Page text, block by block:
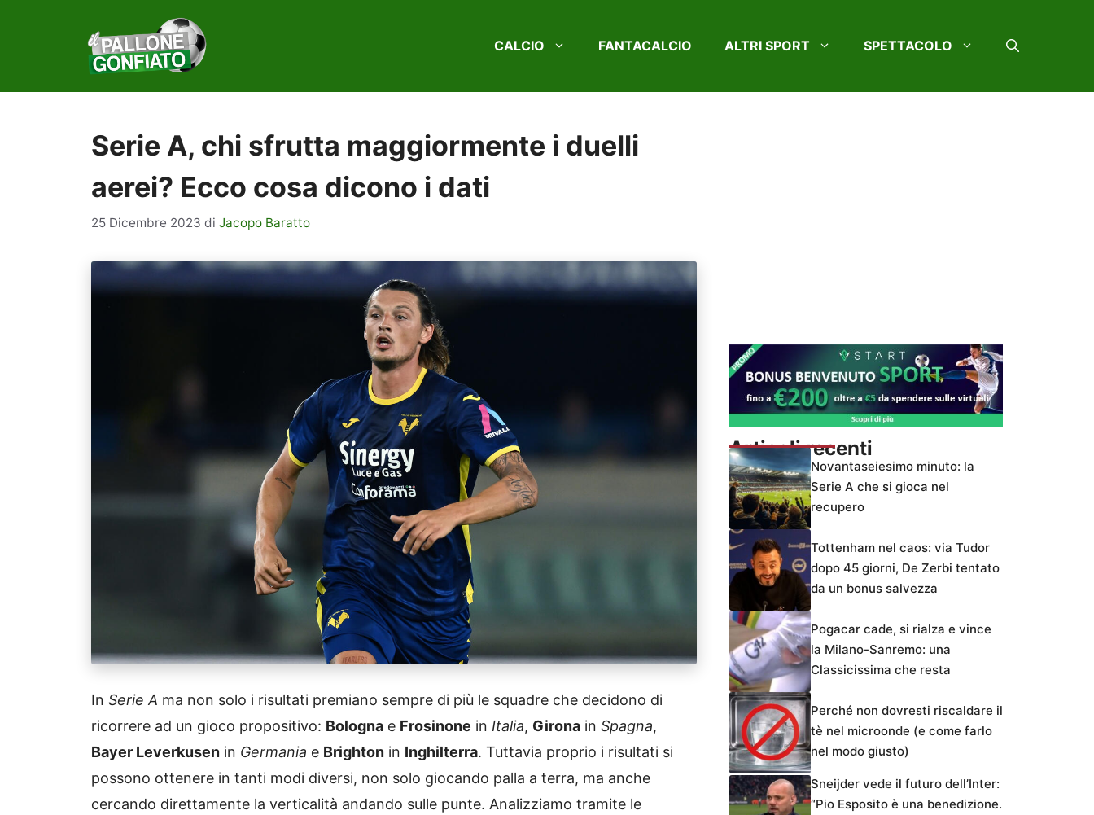
CALCIO FANTACALCIO ALTRI SPORT SPETTACOLO
Serie A, chi sfrutta maggiormente i duelli
aerei? Ecco cosa dicono i dati
25 Dicembre 2023 di Jacopo Baratto
In Serie A ma non solo i risultati premiano sempre di più le squadre che decidono di
ricorrere ad un gioco propositivo: Bologna e Frosinone in Italia, Girona in Spagna,
Bayer Leverkusen in Germania e Brighton in Inghilterra. Tuttavia proprio i risultati si
possono ottenere in tanti modi diversi, non solo giocando palla a terra, ma anche
cercando direttamente la verticalità andando sulle punte. Analizziamo tramite le
Articoli recenti
Novantaseiesimo minuto: la
Serie A che si gioca nel
recupero
Tottenham nel caos: via Tudor
dopo 45 giorni, De Zerbi tentato
da un bonus salvezza
Pogacar cade, si rialza e vince
la Milano-Sanremo: una
Classicissima che resta
Perché non dovresti riscaldare il
tè nel microonde (e come farlo
nel modo giusto)
Sneijder vede il futuro dell’Inter:
“Pio Esposito è una benedizione.